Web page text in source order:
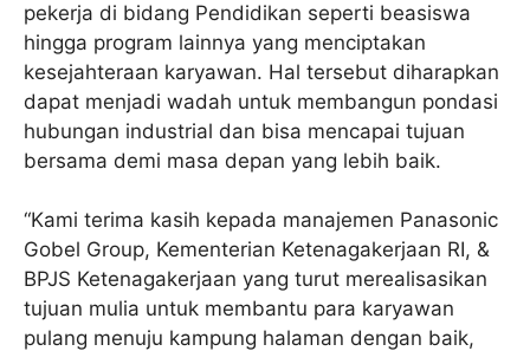
pekerja di bidang Pendidikan seperti beasiswa
hingga program lainnya yang menciptakan
kesejahteraan karyawan. Hal tersebut diharapkan
dapat menjadi wadah untuk membangun pondasi
hubungan industrial dan bisa mencapai tujuan
bersama demi masa depan yang lebih baik.
“Kami terima kasih kepada manajemen Panasonic
Gobel Group, Kementerian Ketenagakerjaan RI, &
BPJS Ketenagakerjaan yang turut merealisasikan
tujuan mulia untuk membantu para karyawan
pulang menuju kampung halaman dengan baik,